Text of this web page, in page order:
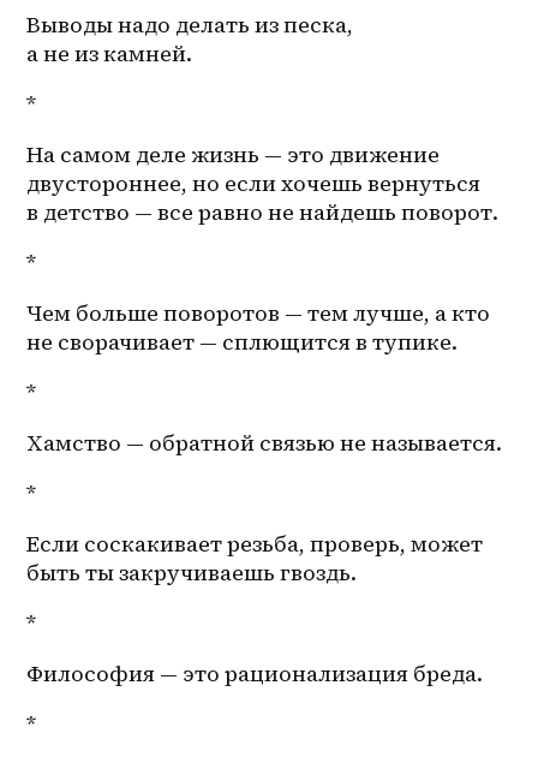
Выводы надо делать из песка,
а не из камней.
*
На самом деле жизнь — это движение
двустороннее, но если хочешь вернуться
в детство — все равно не найдешь поворот.
*
Чем больше поворотов — тем лучше, а кто
не сворачивает — сплющится в тупике.
*
Хамство — обратной связью не называется.
*
Если соскакивает резьба, проверь, может
быть ты закручиваешь гвоздь.
*
Философия — это рационализация бреда.
*